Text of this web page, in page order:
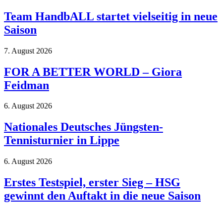
Team HandbALL startet vielseitig in neue
Saison
7. August 2026
FOR A BETTER WORLD – Giora
Feidman
6. August 2026
Nationales Deutsches Jüngsten-
Tennisturnier in Lippe
6. August 2026
Erstes Testspiel, erster Sieg – HSG
gewinnt den Auftakt in die neue Saison